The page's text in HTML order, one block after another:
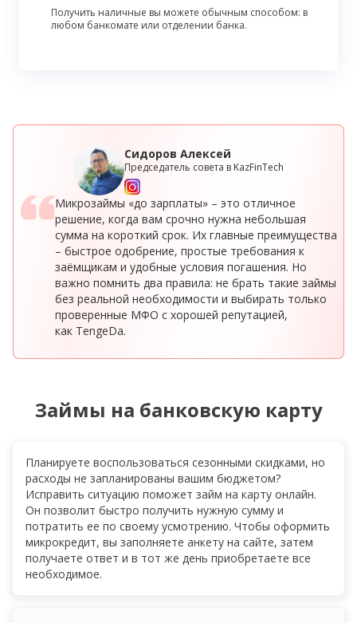
Получить наличные вы можете обычным способом: в
любом банкомате или отделении банка.
Микрозаймы «до зарплаты» – это отличное
решение, когда вам срочно нужна небольшая
сумма на короткий срок. Их главные преимущества
– быстрое одобрение, простые требования к
заёмщикам и удобные условия погашения. Но
важно помнить два правила: не брать такие займы
без реальной необходимости и выбирать только
проверенные МФО с хорошей репутацией,
как TengeDa.
Сидоров Алексей
Председатель совета в KazFinTech
Займы на банковскую карту
Планируете воспользоваться сезонными скидками, но
расходы не запланированы вашим бюджетом?
Исправить ситуацию поможет займ на карту онлайн.
Он позволит быстро получить нужную сумму и
потратить ее по своему усмотрению. Чтобы оформить
микрокредит, вы заполняете анкету на сайте, затем
получаете ответ и в тот же день приобретаете все
необходимое.